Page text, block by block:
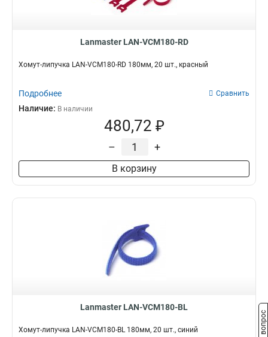
Lanmaster LAN-VCM180-RD
Хомут-липучка LAN-VCM180-RD 180мм, 20 шт., красный
Подробнее Сравнить
Наличие: В наличии
480,72 ₽
– +
В корзину
Lanmaster LAN-VCM180-BL
Хомут-липучка LAN-VCM180-BL 180мм, 20 шт., синий